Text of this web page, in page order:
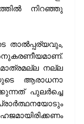
നിറഞ്ഞു
താല്‍പ്പര്യവും,
നല്ല
ആരാധനാ
പുലര്‍ച്ചെ